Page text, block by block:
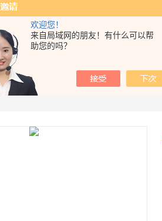
欢迎您！
来自局域网的朋友！有什么可以帮
助您的吗？